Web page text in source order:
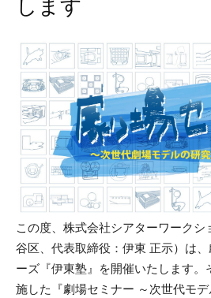
します
この度、株式会社シアターワーク
谷区、代表取締役：伊東 正示）は
ーズ『伊東塾』を開催いたします。
施した『劇場セミナー ～次世代モ